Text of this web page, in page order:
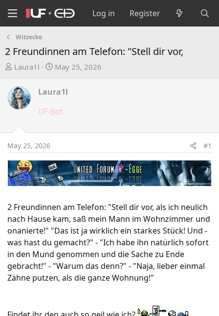
Log in Register
Witzecke
2 Freundinnen am Telefon: "Stell dir vor,
T
r
e
a
s
a
r
t
e
Laura1l
S
t
a
e
May 25, 2026
Laura1l
UF-Bot
May 25, 2026 #1
2 Freundinnen am Telefon: "Stell dir vor, als ich neulich
nach Hause kam, saß mein Mann im Wohnzimmer und
onanierte!" "Das ist ja wirklich ein starkes Stück! Und -
was hast du gemacht?" - "Ich habe ihn natürlich sofort
in den Mund genommen und die Sache zu Ende
gebracht!" - "Warum das denn?" - "Naja, lieber einmal
Zähne putzen, als die ganze Wohnung!"